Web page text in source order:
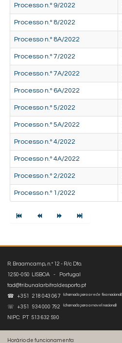
Processo n.º 9/2022
Processo n.º 8/2022
Processo n.º 8A/2022
Processo n.º 7/2022
Processo n.º 7A/2022
Processo n.º 6A/2022
Processo n.º 5/2022
Processo n.º 5A/2022
Processo n.º 4/2022
Processo n.º 4A/2022
Processo n.º 2/2022
Processo n.º 1/2022
R. Braamcamp, n.º 12 - R/c Dto.
1250-050 LISBOA - Portugal
tad@tribunalarbitraldesporto.pt
☎ +351 218 043 067
(chamada para a rede fixa nacional)
☏ +351 934 000 792 (chamada para a móvel nacional)
NIPC: PT 513 632 590
Horário de funcionamento: